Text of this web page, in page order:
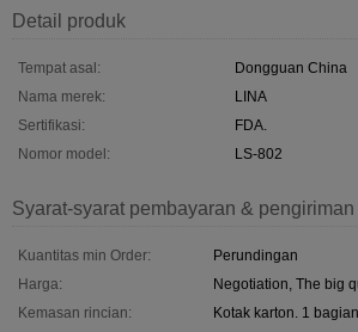
Detail produk
Tempat asal:
Dongguan China
Nama merek:
LINA
Sertifikasi:
FDA.
Nomor model:
LS-802
Syarat-syarat pembayaran & pengiriman
Kuantitas min Order:
Perundingan
Harga:
Negotiation, The big
Kemasan rincian:
Kotak karton. 1